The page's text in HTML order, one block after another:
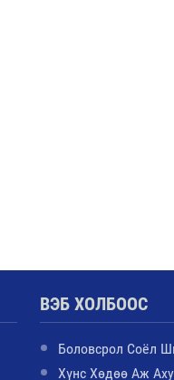
ВЭБ ХОЛБООС
Боловсрол Соёл
Хүнс Хөдөө Аж